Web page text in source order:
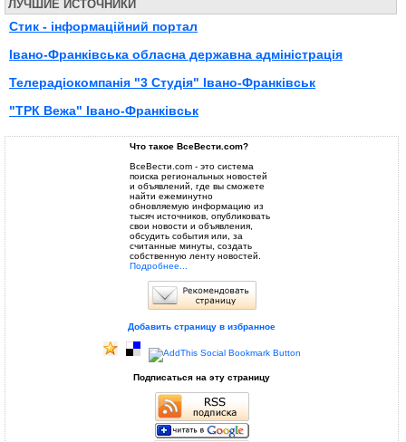
ЛУЧШИЕ ИСТОЧНИКИ
Стик - інформаційний портал
Івано-Франківська обласна державна адміністрація
Телерадіокомпанія "3 Студія" Івано-Франківськ
"ТРК Вежа" Івано-Франківськ
Что такое ВсеВести.com?
ВсеВести.com - это система
поиска региональных новостей
и объявлений, где вы сможете
найти ежеминутно
обновляемую информацию из
тысяч источников, опубликовать
свои новости и объявления,
обсудить события или, за
считанные минуты, создать
собственную ленту новостей.
Подробнее...
Добавить страницу в избранное
Подписаться на эту страницу